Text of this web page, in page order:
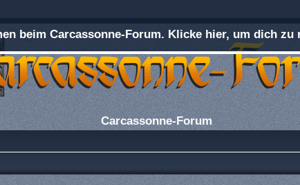
beim Carcassonne-Forum. Klicke hier, um dich zu
Carcassonne-Forum